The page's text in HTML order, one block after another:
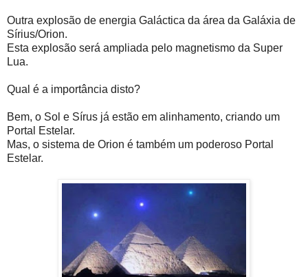
Outra explosão de energia Galáctica da área da Galáxia de
Sírius/Orion.
Esta explosão será ampliada pelo magnetismo da Super
Lua.
Qual é a importância disto?
Bem, o Sol e Sírus já estão em alinhamento, criando um
Portal Estelar.
Mas, o sistema de Orion é também um poderoso Portal
Estelar.